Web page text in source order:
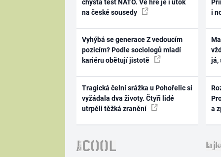
chystá test NATO. Ve hře je i útok
na české sousedy
Vyhýbá se generace Z vedoucím
pozicím? Podle sociologů mladí
kariéru obětují jistotě
Tragická čelní srážka u Pohořelic si
vyžádala dva životy. Čtyři lidé
utrpěli těžká zranění
i
já,
a